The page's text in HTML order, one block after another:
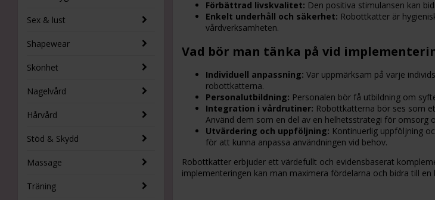
Sex & lust
Shapewear
Skönhet
Nagelvård
Hårvård
Stöd & Skydd
Massage
Träning
Förbättrad livskvalitet: Den positiva stimulansen kan
Enkelt underhåll och säkerhet: Robottkatter är
vårdverksamheten.
Vad bör man tänka på vid
Individuell anpassning: Var uppmärksam på varje
robottkatterna.
Personalutbildning: Personalen bör få utbildning om
Integration i vårdrutiner: Robottkatterna bör ses som
Använd dem som en del av en helhetsstrategi för omsorg
Utvärdering och uppföljning: Kontinuerlig uppföljning
för att kunna anpassa användningen vid behov.
Robottkatter erbjuder ett värdefullt och evidensbaserat
implementeringen kan man maximera fördelarna och bidra till